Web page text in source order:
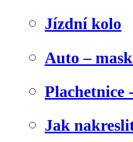
Jízdní kolo
Auto –
Plachetnice
Jak